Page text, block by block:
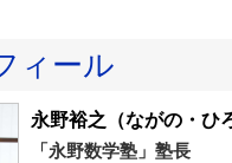
ィール
永野裕之 （ながの・ひ
「永野数学塾」塾長